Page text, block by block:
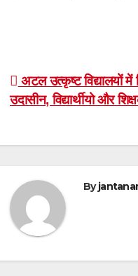
Post
navigation
अटल उत्कृष्ट विद्यालयों में
उदासीन, विद्यार्थीयो और
By